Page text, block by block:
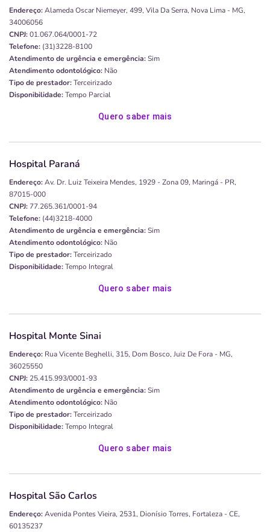
Endereço:Alameda Oscar Niemeyer, 499, Vila Da Serra, Nova Lima - MG,
34006056
CNPJ:01.067.064/0001-72
Telefone: (31)3228-8100
Atendimento de urgência e emergência:Sim
Atendimento odontológico: Não
Tipo de prestador:Terceirizado
Disponibilidade:Tempo Parcial
Quero saber mais
Hospital Paraná
Endereço:Av. Dr. Luiz Teixeira Mendes, 1929 - Zona 09, Maringá - PR,
87015-000
CNPJ: 77.265.361/0001-94
Telefone: (44)3218-4000
Atendimento de urgência e emergência:Sim
Atendimento odontológico: Não
Tipo de prestador:Terceirizado
Disponibilidade:Tempo Integral
Quero saber mais
Hospital Monte Sinai
Endereço: Rua Vicente Beghelli, 315, Dom Bosco, Juiz De Fora - MG,
36025550
CNPJ: 25.415.993/0001-93
Atendimento de urgência e emergência:Sim
Atendimento odontológico: Não
Tipo de prestador:Terceirizado
Disponibilidade:Tempo Integral
Quero saber mais
Hospital São Carlos
Endereço:Avenida Pontes Vieira, 2531, Dionísio Torres, Fortaleza - CE,
60135237